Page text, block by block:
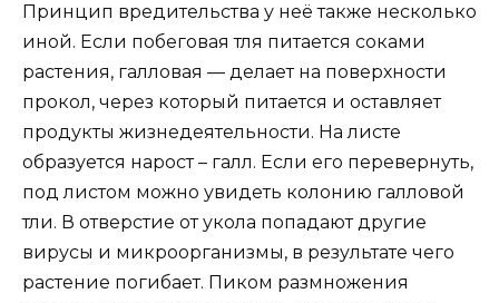
Принцип вредительства у неё также несколько
иной. Если побеговая тля питается соками
растения, галловая — делает на поверхности
прокол, через который питается и оставляет
продукты жизнедеятельности. На листе
образуется нарост – галл. Если его перевернуть,
под листом можно увидеть колонию галловой
тли. В отверстие от укола попадают другие
вирусы и микроорганизмы, в результате чего
растение погибает. Пиком размножения